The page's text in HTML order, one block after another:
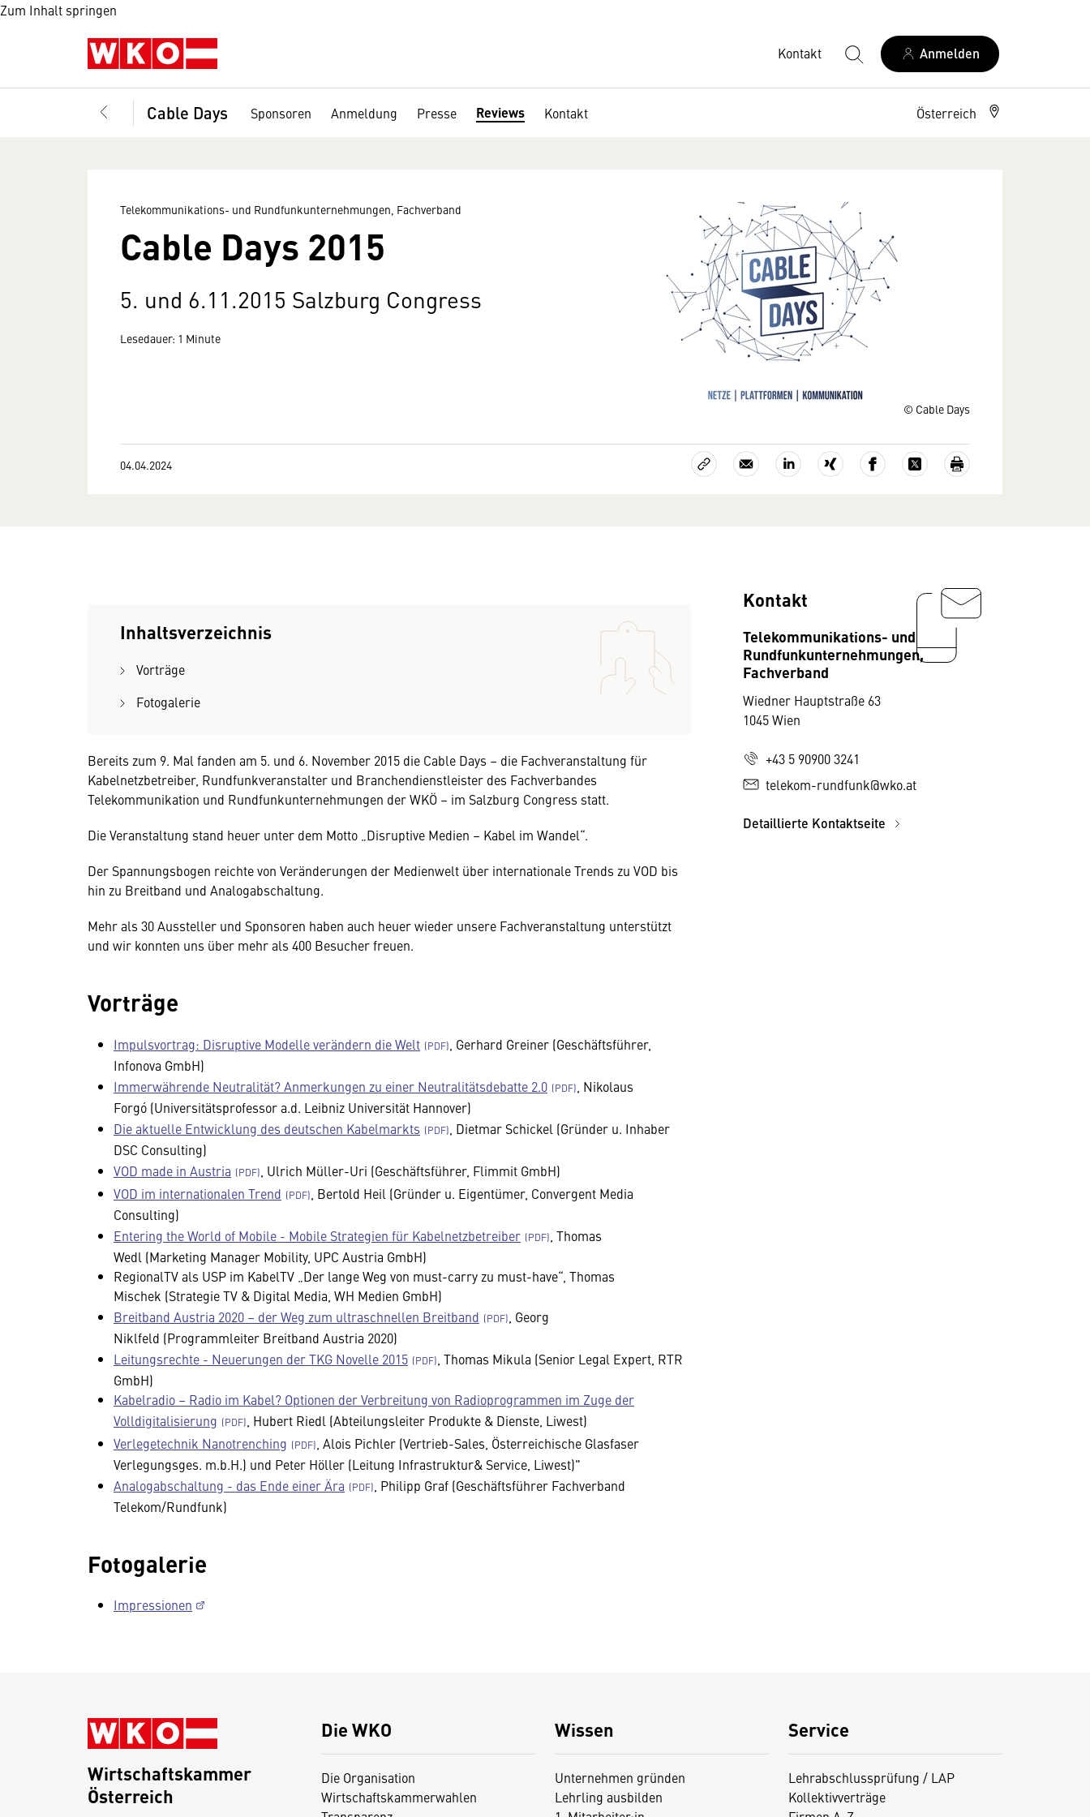
Zum Inhalt springen
Kontakt Anmelden
Cable Days Sponsoren Anmeldung Presse Reviews Kontakt Österreich
© Cable Days
Telekommunikations- und Rundfunkunternehmungen, Fachverband
Cable Days 2015
5. und 6.11.2015 Salzburg Congress
Lesedauer: 1 Minute
04.04.2024
Inhaltsverzeichnis
Vorträge
Fotogalerie
Bereits zum 9. Mal fanden am 5. und 6. November 2015 die Cable Days – die Fachveranstaltung für
Kabelnetzbetreiber, Rundfunkveranstalter und Branchendienstleister des Fachverbandes
Telekommunikation und Rundfunkunternehmungen der WKÖ – im Salzburg Congress statt.
Die Veranstaltung stand heuer unter dem Motto „Disruptive Medien – Kabel im Wandel“.
Der Spannungsbogen reichte von Veränderungen der Medienwelt über internationale Trends zu VOD bis
hin zu Breitband und Analogabschaltung.
Mehr als 30 Aussteller und Sponsoren haben auch heuer wieder unsere Fachveranstaltung unterstützt
und wir konnten uns über mehr als 400 Besucher freuen.
Vorträge
Impulsvortrag: Disruptive Modelle verändern die Welt
, Gerhard Greiner (Geschäftsführer,
Infonova GmbH)
Immerwährende Neutralität? Anmerkungen zu einer Neutralitätsdebatte 2.0
, Nikolaus
Forgó (Universitätsprofessor a.d. Leibniz Universität Hannover)
Die aktuelle Entwicklung des deutschen Kabelmarkts
, Dietmar Schickel (Gründer u. Inhaber
DSC Consulting)
VOD made in Austria
, Ulrich Müller-Uri (Geschäftsführer, Flimmit GmbH)
VOD im internationalen Trend
, Bertold Heil (Gründer u. Eigentümer, Convergent Media
Consulting)
Entering the World of Mobile - Mobile Strategien für Kabelnetzbetreiber
, Thomas
Wedl (Marketing Manager Mobility, UPC Austria GmbH)
RegionalTV als USP im KabelTV „Der lange Weg von must-carry zu must-have“, Thomas
Mischek (Strategie TV & Digital Media, WH Medien GmbH)
Breitband Austria 2020 – der Weg zum ultraschnellen Breitband
, Georg
Niklfeld (Programmleiter Breitband Austria 2020)
Leitungsrechte - Neuerungen der TKG Novelle 2015
, Thomas Mikula (Senior Legal Expert, RTR
GmbH)
Kabelradio – Radio im Kabel? Optionen der Verbreitung von Radioprogrammen im Zuge der
Volldigitalisierung
, Hubert Riedl (Abteilungsleiter Produkte & Dienste, Liwest)
Verlegetechnik Nanotrenching
, Alois Pichler (Vertrieb-Sales, Österreichische Glasfaser
Verlegungsges. m.b.H.) und Peter Höller (Leitung Infrastruktur& Service, Liwest)"
Analogabschaltung - das Ende einer Ära
, Philipp Graf (Geschäftsführer Fachverband
Telekom/Rundfunk)
Fotogalerie
Impressionen
Kontakt
Telekommunikations- und
Rundfunkunternehmungen,
Fachverband
Wiedner Hauptstraße 63
1045 Wien
+43 5 90900 3241
telekom-rundfunk@wko.at
Detaillierte Kontaktseite
Die WKO
Die Organisation
Wirtschaftskammerwahlen
Wissen
Unternehmen gründen
Lehrling ausbilden
Service
Lehrabschlussprüfung / LAP
Kollektivverträge
Wirtschaftskammer
Österreich